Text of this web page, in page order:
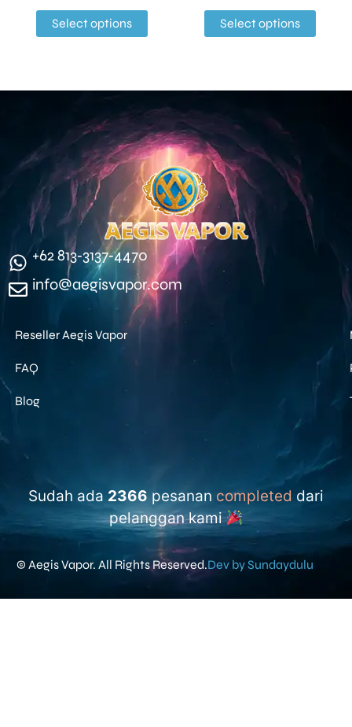
Select options Select options
‪+62 813‑3137‑4470‬
info@aegisvapor.com
Reseller Aegis Vapor
FAQ
Blog
Sudah ada 2366 pesanan completed dari
pelanggan kami
© Aegis Vapor. All Rights Reserved.Dev by Sundaydulu